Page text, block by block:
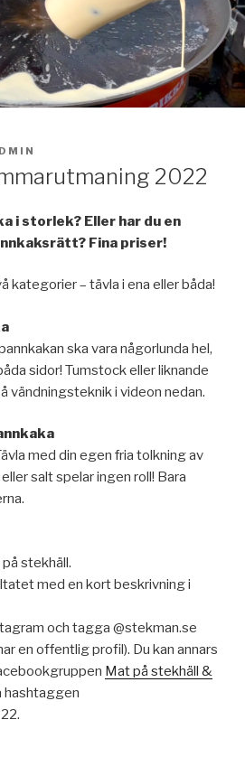
2022
i storlek? Eller har du en
Fina priser!
kategorier – tävla i ena eller båda!
ska vara någorlunda hel,
sidor! Tumstock eller liknande
vändningsteknik i videon nedan.
med din egen fria tolkning av
salt spelar ingen roll! Bara
på stekhäll.
med en kort beskrivning i
och tagga @stekman.se
en offentlig profil). Du kan annars
Mat på stekhäll &
hashtaggen